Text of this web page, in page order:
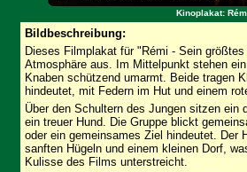
Kinoplakat:
Bildbeschreibung:
Dieses Filmplakat für "Rémi - Sein
Atmosphäre aus. Im Mittelpunkt stehen
Knaben schützend umarmt. Beide tragen
hindeutet, mit Federn im Hut und einem
Über den Schultern des Jungen sitzen ein
ein treuer Hund. Die Gruppe blickt
oder ein gemeinsames Ziel hindeutet. Der
sanften Hügeln und einem kleinen Dorf,
Kulisse des Films unterstreicht.